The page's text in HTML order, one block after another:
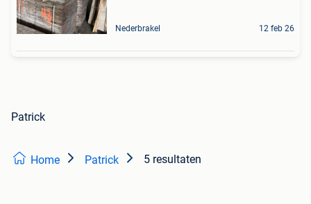
Nederbrakel 12 feb 26
Patrick
Home Patrick 5 resultaten